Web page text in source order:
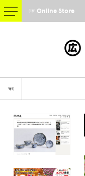
☞ Online Store
☜